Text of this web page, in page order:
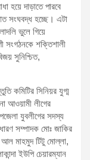
হয়ে দাড়াতে পারবে
সংঘবদ্ধ হচ্ছে। এটা
ভুলে গিয়ে
সংগঠনকে শক্তিশালী
সুনিশ্চিত,
কমিটির সিনিয়র যুগ্ম
আওয়ামী লীগের
যুবলীগের সদস্য
সম্পাদক মোঃ জাকির
মাহমুদ টিটু মোল্লা,
ইউপি চেয়ারম্যান